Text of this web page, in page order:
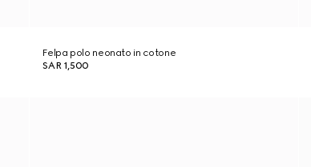
Felpa polo neonato in cotone
SAR 1,500